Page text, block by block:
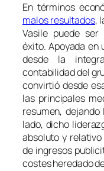
En términos
malos resultados,
Vasile puede
éxito. Apoyada
desde la
contabilidad del
convirtió desde
las principales
resumen,
lado, dicho
absoluto y
de ingresos
costes heredado